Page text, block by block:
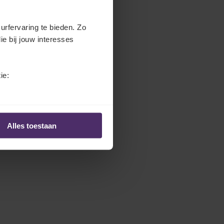
te bieden. Zo
bij jouw interesses
Alles toestaan